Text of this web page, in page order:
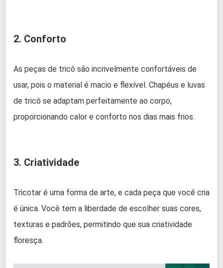
2. Conforto
As peças de tricô são incrivelmente confortáveis de
usar, pois o material é macio e flexível. Chapéus e luvas
de tricô se adaptam perfeitamente ao corpo,
proporcionando calor e conforto nos dias mais frios.
3. Criatividade
Tricotar é uma forma de arte, e cada peça que você cria
é única. Você tem a liberdade de escolher suas cores,
texturas e padrões, permitindo que sua criatividade
floresça.